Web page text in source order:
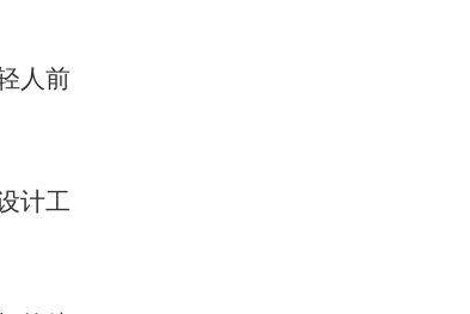
人前
计工